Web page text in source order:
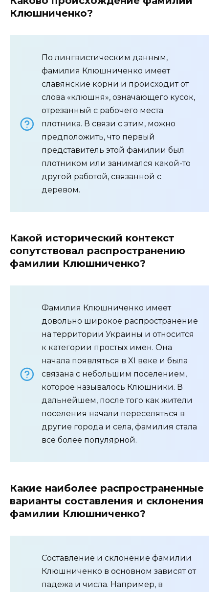
Клюшниченко?
По лингвистическим данным,
фамилия Клюшниченко имеет
славянские корни и происходит от
слова «клюшня», означающего кусок,
отрезанный с рабочего места
плотника. В связи с этим, можно
предположить, что первый
представитель этой фамилии был
плотником или занимался какой-то
другой работой, связанной с
деревом.
Какой исторический контекст
сопутствовал распространению
фамилии Клюшниченко?
Фамилия Клюшниченко имеет
довольно широкое распространение
на территории Украины и относится
к категории простых имен. Она
начала появляться в XI веке и была
связана с небольшим поселением,
которое называлось Клюшники. В
дальнейшем, после того как жители
поселения начали переселяться в
другие города и села, фамилия стала
все более популярной.
Какие наиболее распространенные
варианты составления и склонения
фамилии Клюшниченко?
Составление и склонение фамилии
Клюшниченко в основном зависят от
падежа и числа. Например, в